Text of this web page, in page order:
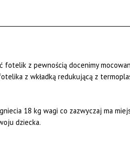
z pewnością docenimy
z wkładką redukującą z
18 kg wagi co zazwyczaj ma
dziecka.